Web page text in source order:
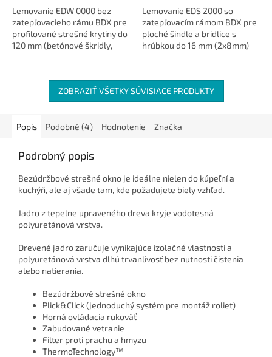
Lemovanie EDW 0000 bez
zatepľovacieho rámu BDX pre
profilované strešné krytiny do
120 mm (betónové škridly,
Lemovanie EDS 2000 so
zatepľovacím rámom BDX pre
ploché šindle a bridlice s
hrúbkou do 16 mm (2x8mm)
ZOBRAZIŤ VŠETKY SÚVISIACE PRODUKTY
Popis Podobné (4) Hodnotenie Značka
Podrobný popis
Bezúdržbové strešné okno je ideálne nielen do kúpeľní a
kuchýň, ale aj všade tam, kde požadujete biely vzhľad.
Jadro z tepelne upraveného dreva kryje vodotesná
polyuretánová vrstva.
Drevené jadro zaručuje vynikajúce izolačné vlastnosti a
polyuretánová vrstva dlhú trvanlivosť bez nutnosti čistenia
alebo natierania.
Bezúdržbové strešné okno
Plick&Click (jednoduchý systém pre montáž roliet)
Horná ovládacia rukoväť
Zabudované vetranie
Filter proti prachu a hmyzu
ThermoTechnology™